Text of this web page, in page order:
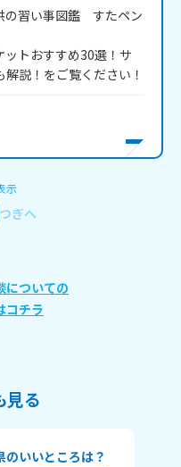
習い事図鑑　すたペン
トおすすめ30選！サ
示
ぎへ
についての
コチラ
見る
のいいところは？